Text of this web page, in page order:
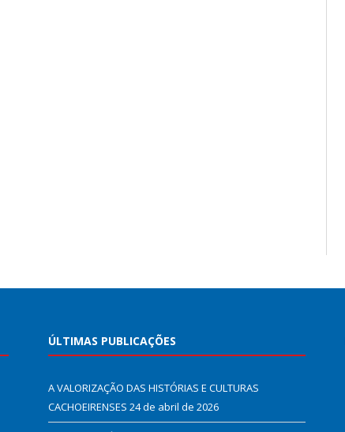
ÚLTIMAS PUBLICAÇÕES
A VALORIZAÇÃO DAS HISTÓRIAS E CULTURAS
CACHOEIRENSES 24 de abril de 2026